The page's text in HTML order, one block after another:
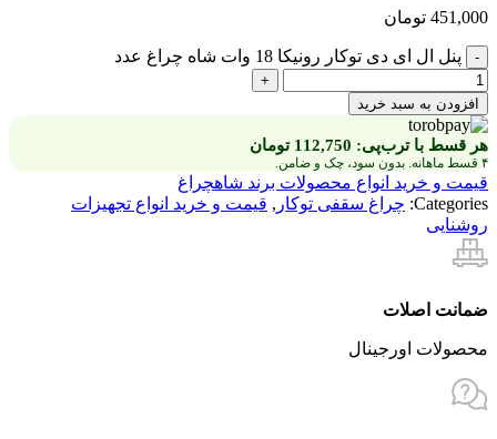
451,000 تومان
پنل ال ای دی توکار رونیکا 18 وات شاه چراغ عدد
افزودن به سبد خرید
هر قسط با ترب‌پی: 112,750 تومان
۴ قسط ماهانه. بدون سود، چک و ضامن.
قیمت و خرید انواع محصولات برند شاهچراغ
Categories: چراغ سقفی توکار , قیمت و خرید انواع تجهیزات
روشنایی
ضمانت اصلات
محصولات اورجینال